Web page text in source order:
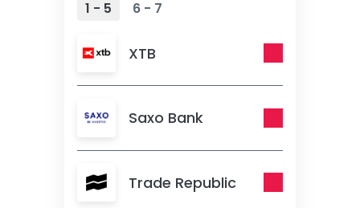
1 - 5 6 - 7
XTB
Saxo Bank
Trade Republic